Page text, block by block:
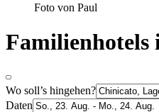
Foto von Paul
Familienhotels
Wo soll’s hingehen?
Daten